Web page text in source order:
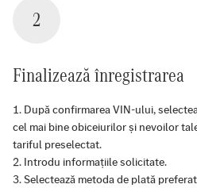
2
Finalizează înregistrarea
După confirmarea VIN-ului,
cel mai bine obiceiurilor și nevoilor
tariful preselectat.
Introdu informațiile solicitate.
Selectează metoda de plată